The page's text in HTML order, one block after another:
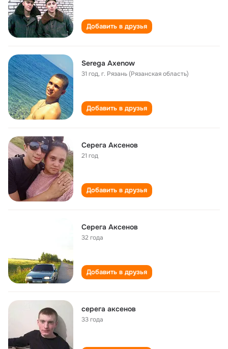
Добавить в друзья
Serega Axenow
31 год,г. Рязань (Рязанская область)
Добавить в друзья
Серега Аксенов
21 год
Добавить в друзья
Серега Аксенов
32 года
Добавить в друзья
серега аксенов
33 года